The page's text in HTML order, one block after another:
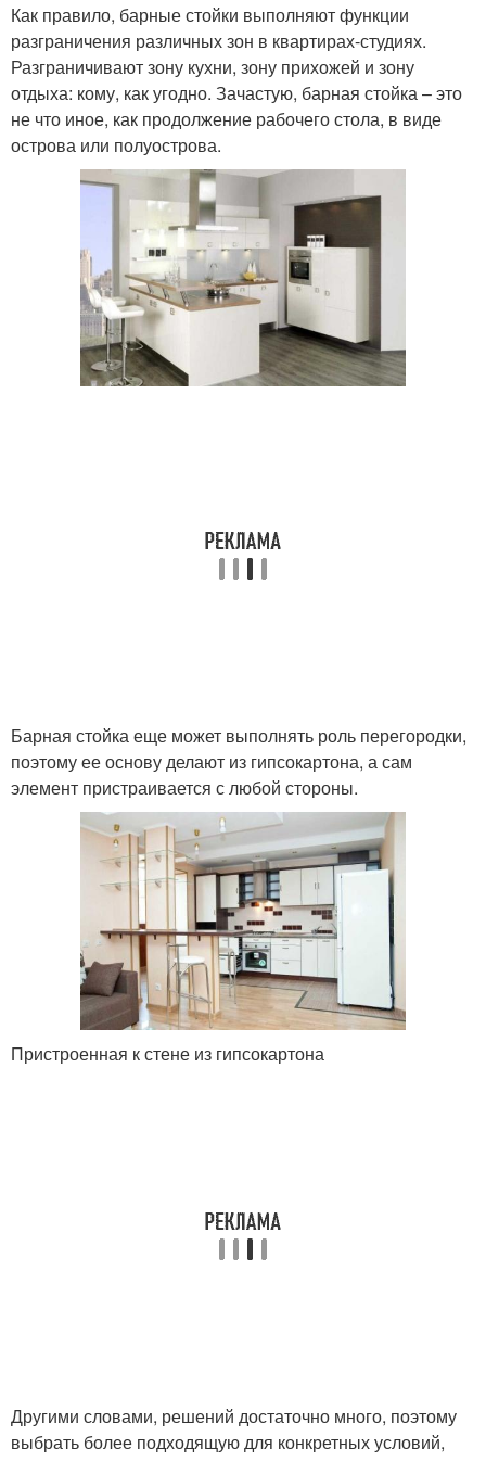
Как правило, барные стойки выполняют функции
разграничения различных зон в квартирах-студиях.
Разграничивают зону кухни, зону прихожей и зону
отдыха: кому, как угодно. Зачастую, барная стойка – это
не что иное, как продолжение рабочего стола, в виде
острова или полуострова.
Барная стойка еще может выполнять роль перегородки,
поэтому ее основу делают из гипсокартона, а сам
элемент пристраивается с любой стороны.
Пристроенная к стене из гипсокартона
Другими словами, решений достаточно много, поэтому
выбрать более подходящую для конкретных условий,